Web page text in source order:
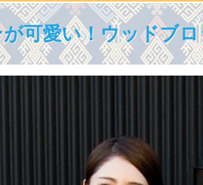
可愛い！ウッドブ